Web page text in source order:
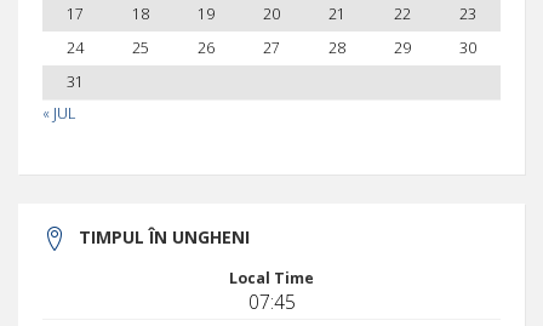
« JUL
17
18 19 20 21 22
23
24
25 26 27 28 29
30
31
TIMPUL ÎN UNGHENI
Local Time
07:45